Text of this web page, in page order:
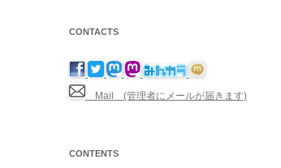
CONTACTS
Mail (管理者にメールが届きます)
CONTENTS